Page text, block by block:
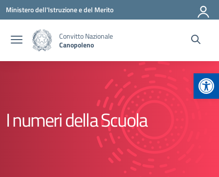
Vai ai contenuti
Vai al menu di navigazione
Vai al footer
Ministero dell'Istruzione e del Merito
Convitto Nazionale
Canopoleno
I numeri della Scuola